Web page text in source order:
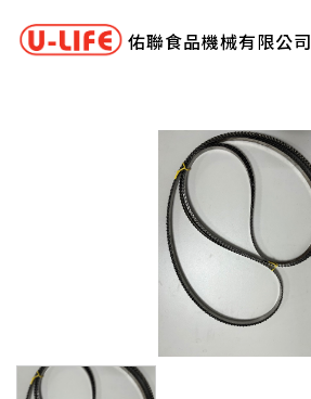
佑聯食品機械有限公司